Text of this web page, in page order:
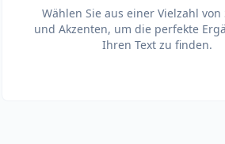
Wählen Sie aus einer Vielzahl von
und Akzenten, um die perfekte
Ihren Text zu finden.